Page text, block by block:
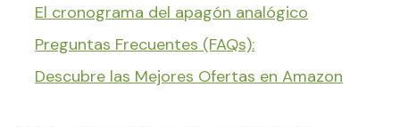
El cronograma del apagón analógico
Preguntas Frecuentes (FAQs):
Descubre las Mejores Ofertas en Amazon